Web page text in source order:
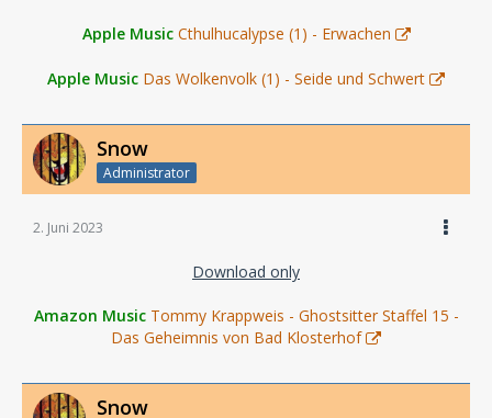
Apple Music Cthulhucalypse (1) - Erwachen
Apple Music Das Wolkenvolk (1) - Seide und Schwert
Snow
Administrator
2. Juni 2023
Download only
Amazon Music Tommy Krappweis - Ghostsitter Staffel 15 -
Das Geheimnis von Bad Klosterhof
Snow